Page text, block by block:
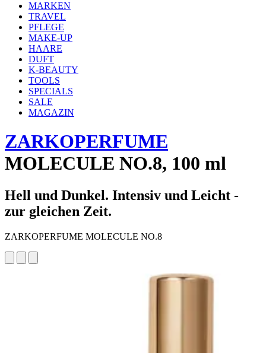
MARKEN
TRAVEL
PFLEGE
MAKE-UP
HAARE
DUFT
K-BEAUTY
TOOLS
SPECIALS
SALE
MAGAZIN
ZARKOPERFUME
MOLECULE NO.8, 100 ml
Hell und Dunkel. Intensiv und Leicht -
zur gleichen Zeit.
ZARKOPERFUME MOLECULE NO.8